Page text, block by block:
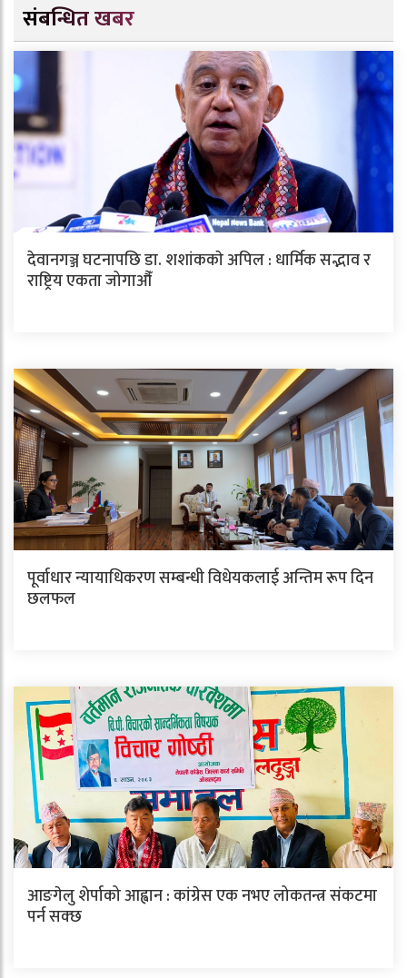
संबन्धित खबर
देवानगञ्ज घटनापछि डा. शशांककाे अपिल : धार्मिक सद्भाव र
राष्ट्रिय एकता जोगाऔँ
पूर्वाधार न्यायाधिकरण सम्बन्धी विधेयकलाई अन्तिम रूप दिन
छलफल
आङगेलु शेर्पाको आह्वान : कांग्रेस एक नभए लोकतन्त्र संकटमा
पर्न सक्छ